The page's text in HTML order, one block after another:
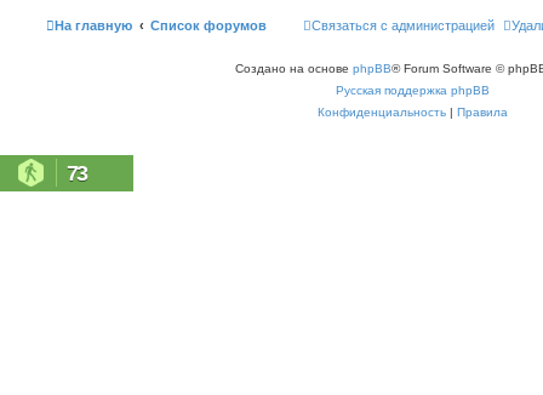
На главную Список форумов Связаться с администрацией
Создано на основе phpBB® Forum Software ©
Русская поддержка phpBB
Конфиденциальность | Правила
73